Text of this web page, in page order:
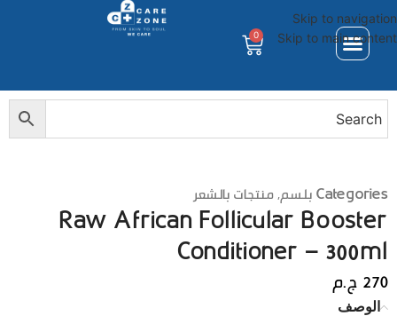
Skip to navigation
Skip to main content
0
Categoriesبلسم,منتجات بالشعر
Raw African Follicular Booster
Conditioner – 300ml
270ج.م
الوصف